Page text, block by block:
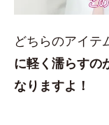
どちらのアイテ
に軽く濡らすの
なりますよ！